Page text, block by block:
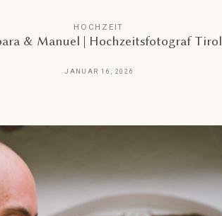
HOCHZEIT
& Manuel | Hochzeitsfotograf Tirol
JANUAR 16, 2026